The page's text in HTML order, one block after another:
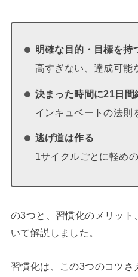
明確な目的・目標を持
高すぎない、達成可能
決まった時間に21日間
インキュベートの法則
逃げ道は作る
1サイクルごとに軽め
の3つと、習慣化のメリッ
いて解説しました。
習慣化は、この3つのコツ